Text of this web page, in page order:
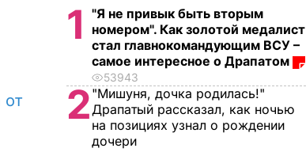
от
1
"Я не привык быть вторым
номером". Как золотой медалист
стал главнокомандующим ВСУ –
самое интересное о Драпатом
53943
2 "Мишуня, дочка родилась!"
Драпатый рассказал, как ночью
на позициях узнал о рождении
дочери